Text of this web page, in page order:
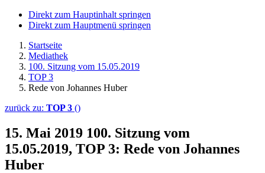
Direkt zum Hauptinhalt springen
Direkt zum Hauptmenü springen
Startseite
Mediathek
100. Sitzung vom 15.05.2019
TOP 3
Rede von Johannes Huber
zurück zu: TOP 3 ()
15. Mai 2019 100. Sitzung vom
15.05.2019, TOP 3: Rede von Johannes
Huber